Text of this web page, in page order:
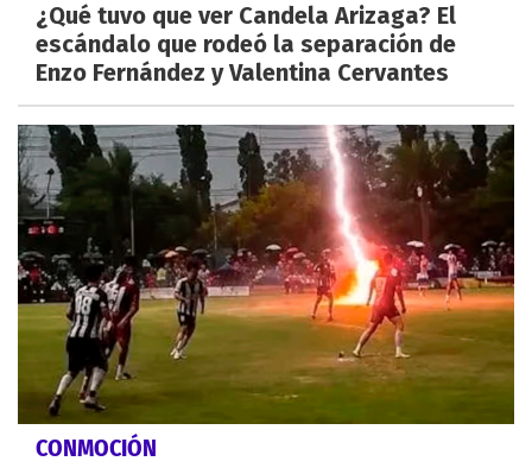
¿Qué tuvo que ver Candela Arizaga? El
escándalo que rodeó la separación de
Enzo Fernández y Valentina Cervantes
CONMOCIÓN